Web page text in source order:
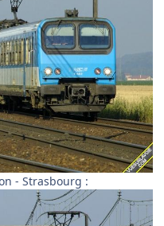
- Strasbourg :